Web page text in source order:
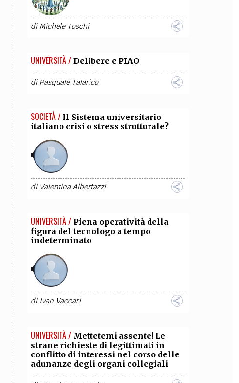
diMichele Toschi
UNIVERSITÀ / Delibere e PIAO
diPasquale Talarico
SOCIETÀ / Il Sistema universitario
italiano crisi o stress strutturale?
di Valentina Albertazzi
UNIVERSITÀ / Piena operatività della
figura del tecnologo a tempo
indeterminato
di Ivan Vaccari
UNIVERSITÀ / Mettetemi assente! Le
strane richieste di legittimati in
conflitto di interessi nel corso delle
adunanze degli organi collegiali